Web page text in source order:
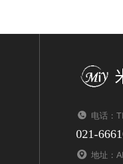
电话：
021-
地址：